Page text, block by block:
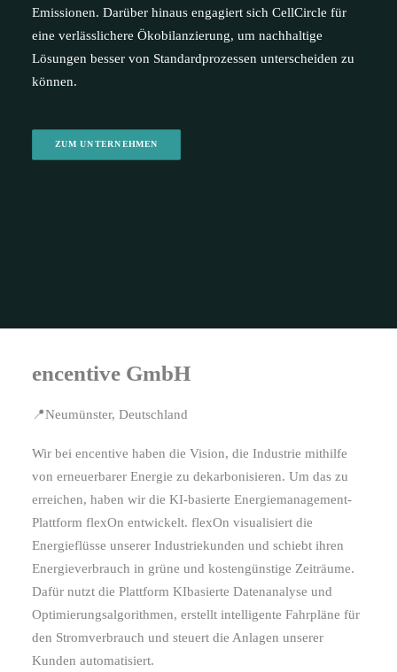
Emissionen. Darüber hinaus engagiert sich CellCircle für
eine verlässlichere Ökobilanzierung, um nachhaltige
Lösungen besser von Standardprozessen unterscheiden zu
können.
ZUM UNTERNEHMEN
encentive GmbH
📍Neumünster, Deutschland
Wir bei encentive haben die Vision, die Industrie mithilfe
von erneuerbarer Energie zu dekarbonisieren. Um das zu
erreichen, haben wir die KI-basierte Energiemanagement-
Plattform flexOn entwickelt. flexOn visualisiert die
Energieflüsse unserer Industriekunden und schiebt ihren
Energieverbrauch in grüne und kostengünstige Zeiträume.
Dafür nutzt die Plattform KIbasierte Datenanalyse und
Optimierungsalgorithmen, erstellt intelligente Fahrpläne für
den Stromverbrauch und steuert die Anlagen unserer
Kunden automatisiert.